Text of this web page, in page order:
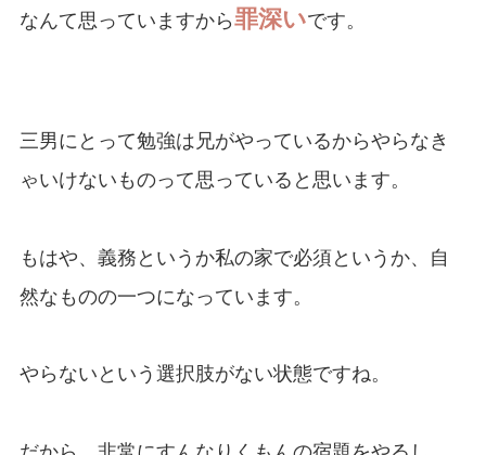
なんて思っていますから罪深いです。
三男にとって勉強は兄がやっているからやらなき
ゃいけないものって思っていると思います。
もはや、義務というか私の家で必須というか、自
然なものの一つになっています。
やらないという選択肢がない状態ですね。